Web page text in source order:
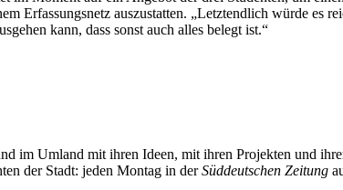
Erfassungsnetz auszustatten. „Letztendlich würde es
kann, dass sonst auch alles belegt ist.“
im Umland mit ihren Ideen, mit ihren Projekten und
der Stadt: jeden Montag in derSüddeutschen Zeitung